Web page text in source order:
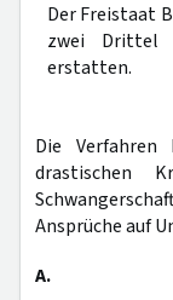
Der Freistaat
zwei Drittel
erstatten.
Die
drastischen
Ansprüche auf
A.